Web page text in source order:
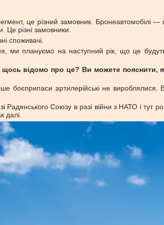
це різний замовник. Бронеавтомобілі —
Це різні замовники.
споживачі.
ми плануємо на наступний рік, що це
відомо про це? Ви можете пояснити,
боєприпаси артилерійські не
Союзу в разі війни з НАТО і тут
далі.